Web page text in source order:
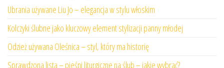
Ubrania używane Liu Jo – elegancja w stylu włoskim
Kolczyki ślubne jako kluczowy element stylizacji panny młodej
Odzież używana Oleśnica – styl, który ma historię
Sprawdzona lista – pieśni liturgiczne na ślub – jakie wybrać?